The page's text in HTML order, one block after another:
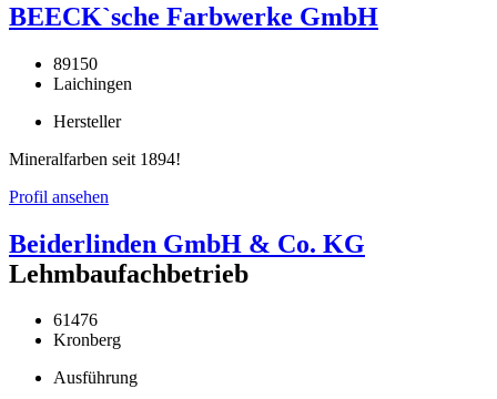
BEECK`sche Farbwerke GmbH
89150
Laichingen
Hersteller
Mineralfarben seit 1894!
Profil ansehen
Beiderlinden GmbH & Co. KG
Lehmbaufachbetrieb
61476
Kronberg
Ausführung